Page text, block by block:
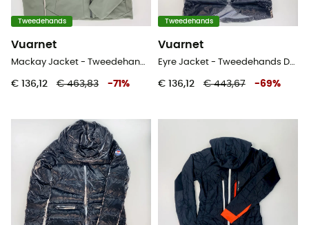
Tweedehands
Vuarnet
Mackay Jacket - Tweedehands Jas - Heren - Groente - L
€ 136,12 € 463,83 -71 %
Tweedehands
Vuarnet
Eyre Jacket - Tweedehands Donsjack - Dames - Zwart - S
€ 136,12 € 443,67 -69%